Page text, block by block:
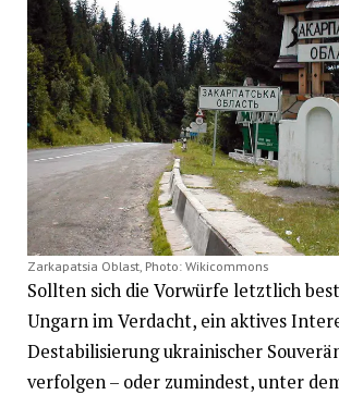
Zarkapatsia Oblast, Photo: Wikicommons
Sollten sich die Vorwürfe letztlich
Ungarn im Verdacht, ein aktives
Destabilisierung ukrainischer
verfolgen – oder zumindest, unter